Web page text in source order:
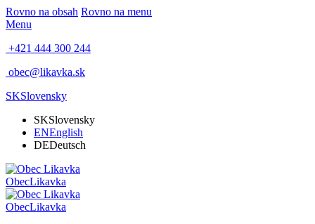
Rovno na obsah Rovno na menu
Menu
+421 444 300 244
obec@likavka.sk
SKSlovensky
SKSlovensky
ENEnglish
DEDeutsch
ObecLikavka
ObecLikavka